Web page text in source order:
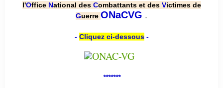
l'Office National des Combattants et des Victimes de
Guerre ONaCVG .
- Cliquez ci-dessous-
*******